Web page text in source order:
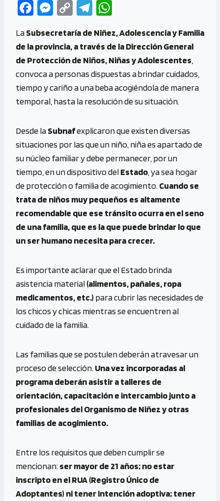
Fa
b
o
o
k
M
se
n
g
er
C
py
Li
n
k
Te
gr
a
m
at
s
A
p
p
LaSubsecretaría de Niñez, Adolescencia y Familia
de la provincia, a través de la Dirección General
de Protección de Niños, Niñas y Adolescentes
convoca a personas dispuestas a brindar cuidados,
tiempo y cariño a una beba acogiéndola de manera
temporal, hasta la resolución de su situación.
Desde laSubnafexplicaron que existen diversas
situaciones por las que un niño, niña es apartado de
su núcleo familiar y debe permanecer, por un
tiempo, en un dispositivo delEstado , ya sea hogar
de protección o familia de acogimiento. Cuando se
trata de niños muy pequeños es altamente
recomendable que ese tránsito ocurra en el seno
de una familia, que es la que puede brindar lo que
un ser humano necesita para crecer.
Es importante aclarar que el Estado brinda
asistencia material(alimentos, pañales, ropa
medicamentos, etc.) para cubrir las necesidades de
los chicos y chicas mientras se encuentren al
cuidado de la familia.
Las familias que se postulen deberán atravesar un
proceso de selección. Una vez incorporadas al
programa deberán asistir a talleres de
orientación, capacitación e intercambio junto a
profesionales del Organismo de Niñez y otras
familias de acogimiento.
Entre los requisitos que deben cumplir se
mencionan:ser mayor de 21 años; no estar
inscripto en el RUA (Registro Único de
Adoptantes) ni tener intención adoptiva; tener